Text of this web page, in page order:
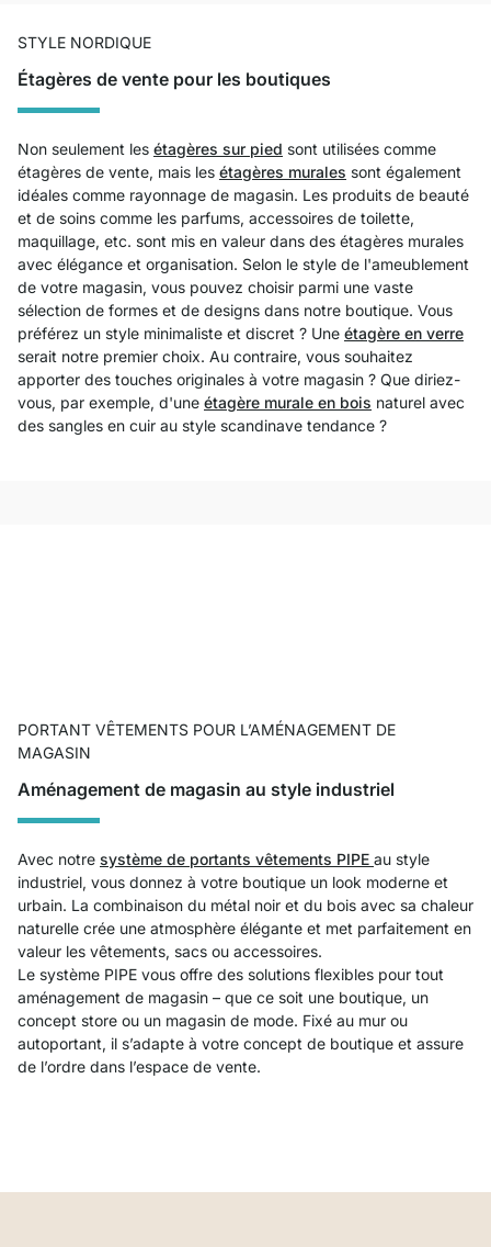
STYLE NORDIQUE
Étagères de vente pour les boutiques
Non seulement les étagères sur pied sont utilisées comme
étagères de vente, mais les étagères murales sont également
idéales comme rayonnage de magasin. Les produits de beauté
et de soins comme les parfums, accessoires de toilette,
maquillage, etc. sont mis en valeur dans des étagères murales
avec élégance et organisation. Selon le style de l'ameublement
de votre magasin, vous pouvez choisir parmi une vaste
sélection de formes et de designs dans notre boutique. Vous
préférez un style minimaliste et discret ? Une étagère en verre
serait notre premier choix. Au contraire, vous souhaitez
apporter des touches originales à votre magasin ? Que diriez-
vous, par exemple, d'une étagère murale en bois naturel avec
des sangles en cuir au style scandinave tendance ?
PORTANT VÊTEMENTS POUR L’AMÉNAGEMENT DE
MAGASIN
Aménagement de magasin au style industriel
Avec notre système de portants vêtements PIPE au style
industriel, vous donnez à votre boutique un look moderne et
urbain. La combinaison du métal noir et du bois avec sa chaleur
naturelle crée une atmosphère élégante et met parfaitement en
valeur les vêtements, sacs ou accessoires.
Le système PIPE vous offre des solutions flexibles pour tout
aménagement de magasin – que ce soit une boutique, un
concept store ou un magasin de mode. Fixé au mur ou
autoportant, il s’adapte à votre concept de boutique et assure
de l’ordre dans l’espace de vente.